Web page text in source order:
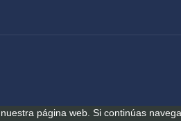
página web. Si continúas